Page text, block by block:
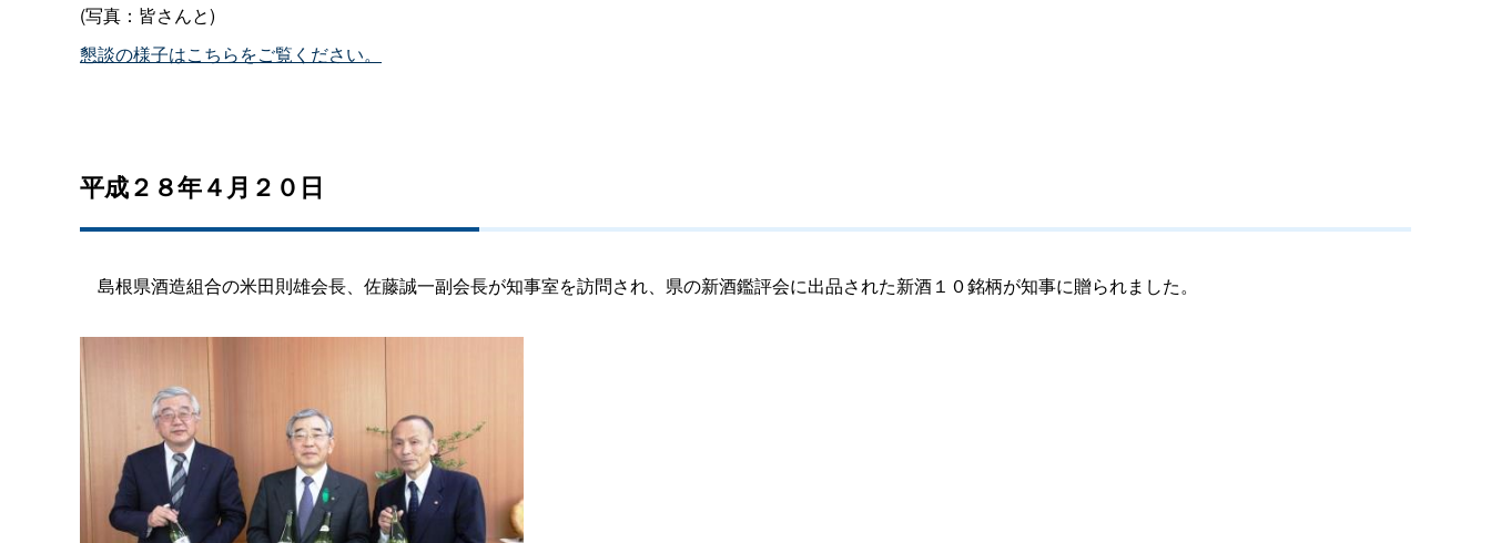
(写真：皆さんと)
懇談の様子はこちらをご覧ください。
平成２８年４月２０日
島根県酒造組合の米田則雄会長、佐藤誠一副会長が知事室を訪問され、県の新酒鑑評会に出品された新酒１０銘柄が知事に贈られました。